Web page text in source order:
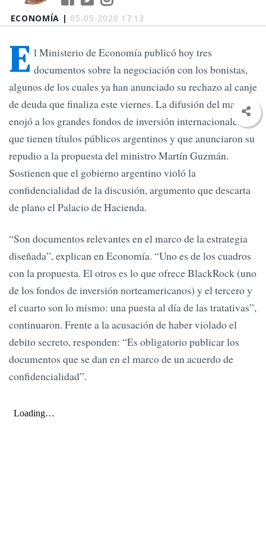
ECONOMÍA | 05-05-2020 17:13
E l Ministerio de Economía publicó hoy tres
documentos sobre la negociación con los bonistas,
algunos de los cuales ya han anunciado su rechazo al canje
de deuda que finaliza este viernes. La difusión del material
enojó a los grandes fondos de inversión internacionales
que tienen títulos públicos argentinos y que anunciaron su
repudio a la propuesta del ministro Martín Guzmán.
Sostienen que el gobierno argentino violó la
confidencialidad de la discusión, argumento que descarta
de plano el Palacio de Hacienda.
“Son documentos relevantes en el marco de la estrategia
diseñada”, explican en Economía. “Uno es de los cuadros
con la propuesta. El otros es lo que ofrece BlackRock (uno
de los fondos de inversión norteamericanos) y el tercero y
el cuarto son lo mismo: una puesta al día de las tratativas”,
continuaron. Frente a la acusación de haber violado el
debito secreto, responden: “Es obligatorio publicar los
documentos que se dan en el marco de un acuerdo de
confidencialidad”.